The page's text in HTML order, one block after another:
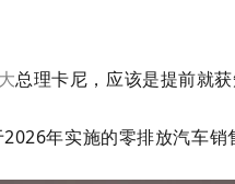
总理卡尼，应该是提前就
年实施的零排放汽车销